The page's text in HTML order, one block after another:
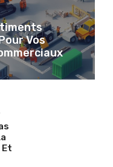
Vos
Et